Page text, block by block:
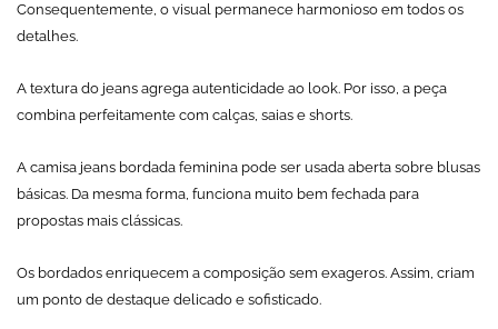
Consequentemente, o visual permanece harmonioso em todos os
detalhes.
A textura do jeans agrega autenticidade ao look. Por isso, a peça
combina perfeitamente com calças, saias e shorts.
A camisa jeans bordada feminina pode ser usada aberta sobre blusas
básicas. Da mesma forma, funciona muito bem fechada para
propostas mais clássicas.
Os bordados enriquecem a composição sem exageros. Assim, criam
um ponto de destaque delicado e sofisticado.